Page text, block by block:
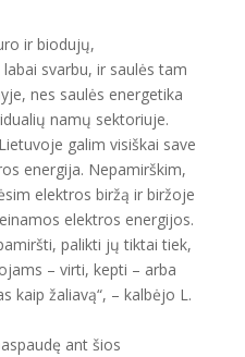
ir biodujų,
svarbu, ir saulės tam
nes saulės energetika
namų sektoriuje.
galim visiškai save
energija. Nepamirškim,
elektros biržą ir biržoje
elektros energijos.
palikti jų tiktai tiek,
– virti, kepti – arba
kaip žaliavą“, – kalbėjo L.
ant šios